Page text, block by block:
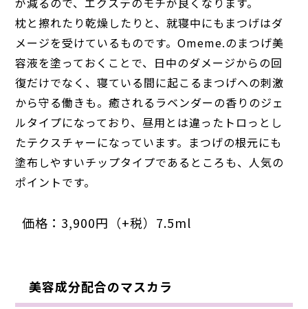
枕と擦れたり乾燥したりと、就寝中にもまつげはダ
メージを受けているものです。Omeme.のまつげ美
容液を塗っておくことで、日中のダメージからの回
復だけでなく、寝ている間に起こるまつげへの刺激
から守る働きも。癒されるラベンダーの香りのジェ
ルタイプになっており、昼用とは違ったトロっとし
たテクスチャーになっています。まつげの根元にも
塗布しやすいチップタイプであるところも、人気の
ポイントです。
価格：3,900円（+税）7.5ml
美容成分配合のマスカラ